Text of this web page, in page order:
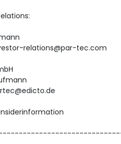
relations@par-tec.com